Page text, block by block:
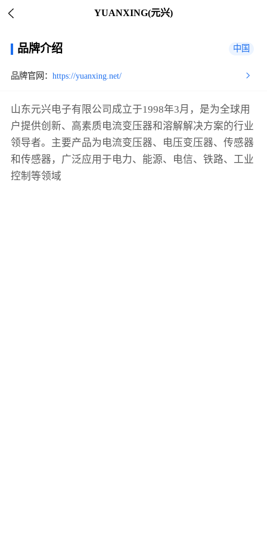
YUANXING(元兴)
品牌介绍 中国
品牌官网： https://yuanxing.net/
山东元兴电子有限公司成立于1998年3月，是为全球用
户提供创新、高素质电流变压器和溶解解决方案的行业
领导者。主要产品为电流变压器、电压变压器、传感器
和传感器，广泛应用于电力、能源、电信、铁路、工业
控制等领域